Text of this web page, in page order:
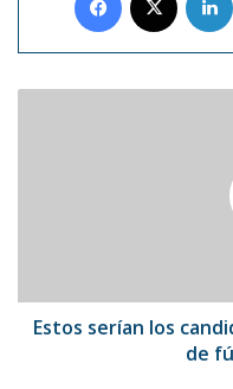
de
fútbol
Estos serían los
de